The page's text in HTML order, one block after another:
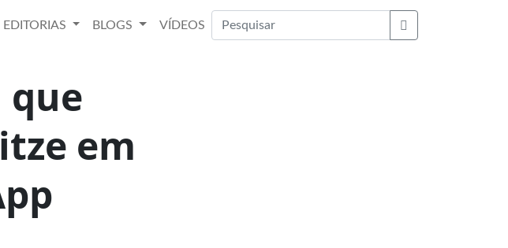
EDITORIAS BLOGS
VÍDEOS
Buscar
que
em